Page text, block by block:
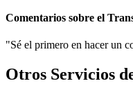
Comentarios sobre el
"Sé el primero en hacer un
Otros Servicios